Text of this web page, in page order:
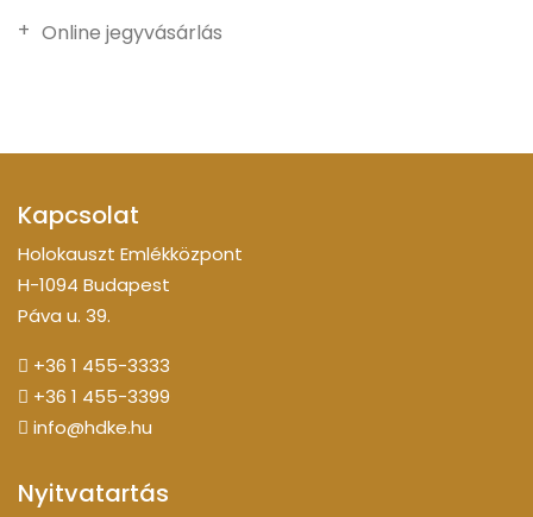
Online jegyvásárlás
Kapcsolat
Holokauszt Emlékközpont
H-1094 Budapest
Páva u. 39.
+36 1 455-3333
+36 1 455-3399
info@hdke.hu
Nyitvatartás